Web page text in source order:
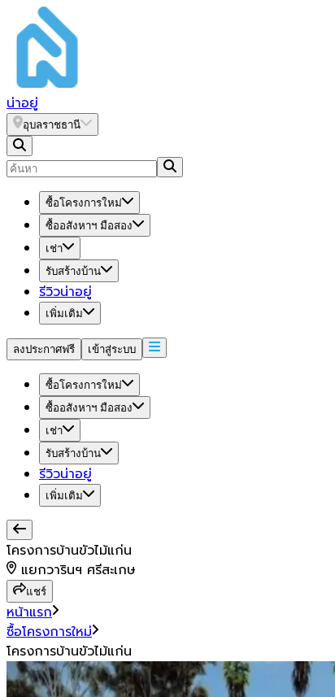
น่าอยู่
อุบลราชธานี
ซื้อโครงการใหม่
ซื้ออสังหาฯ มือสอง
เช่า
รับสร้างบ้าน
รีวิวน่าอยู่
เพิ่มเติม
ลงประกาศฟรี เข้าสู่ระบบ
ซื้อโครงการใหม่
ซื้ออสังหาฯ มือสอง
เช่า
รับสร้างบ้าน
รีวิวน่าอยู่
เพิ่มเติม
โครงการบ้านขัวไม้แก่น
แยกวารินฯ ศรีสะเกษ
แชร์
หน้าแรก
ซื้อโครงการใหม่
โครงการบ้านขัวไม้แก่น